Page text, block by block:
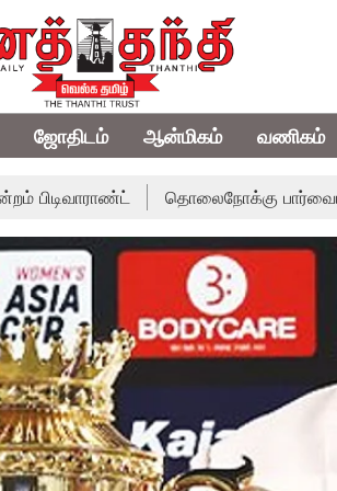
ஜோதிடம் ஆன்மிகம் வணிகம்
தொலைநோக்கு பார்வையுடன் கூடிய